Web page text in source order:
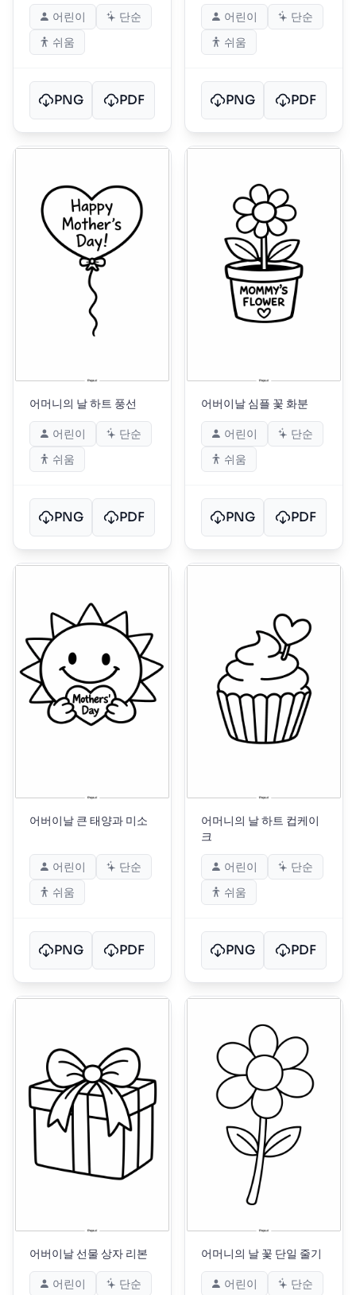
어린이
단순
쉬움
PNG PDF
어린이
단순
쉬움
PNG PDF
어머니의 날 하트 풍선
어린이
단순
쉬움
PNG PDF
어버이날 심플 꽃 화분
어린이
단순
쉬움
PNG PDF
어버이날 큰 태양과 미소
어린이
단순
쉬움
PNG PDF
어머니의 날 하트 컵케이
크
어린이
단순
쉬움
PNG PDF
어버이날 선물 상자 리본
어린이 단순
어머니의 날 꽃 단일 줄기
어린이 단순